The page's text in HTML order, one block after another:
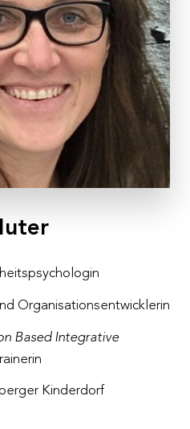
Kolping-Straße 10, 5020
% MwSt
Organisationsentwicklerin
Based Integrative
Kinderdorf